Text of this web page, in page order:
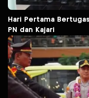
Hari Pertama
PN dan Kajari